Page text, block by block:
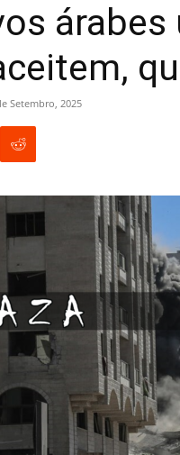
Setembro, 2025